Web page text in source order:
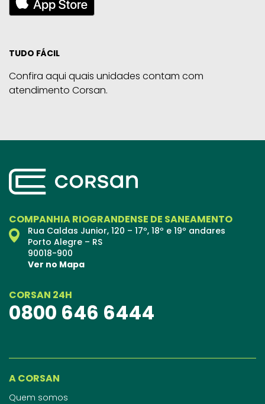
TUDO FÁCIL
Confira aqui quais unidades contam com
atendimento Corsan.
COMPANHIA RIOGRANDENSE DE SANEAMENTO
Rua Caldas Junior, 120 – 17º, 18º e 19º andares
Porto Alegre – RS
90018-900
Ver no Mapa
CORSAN 24H
0800 646 6444
A CORSAN
Quem somos